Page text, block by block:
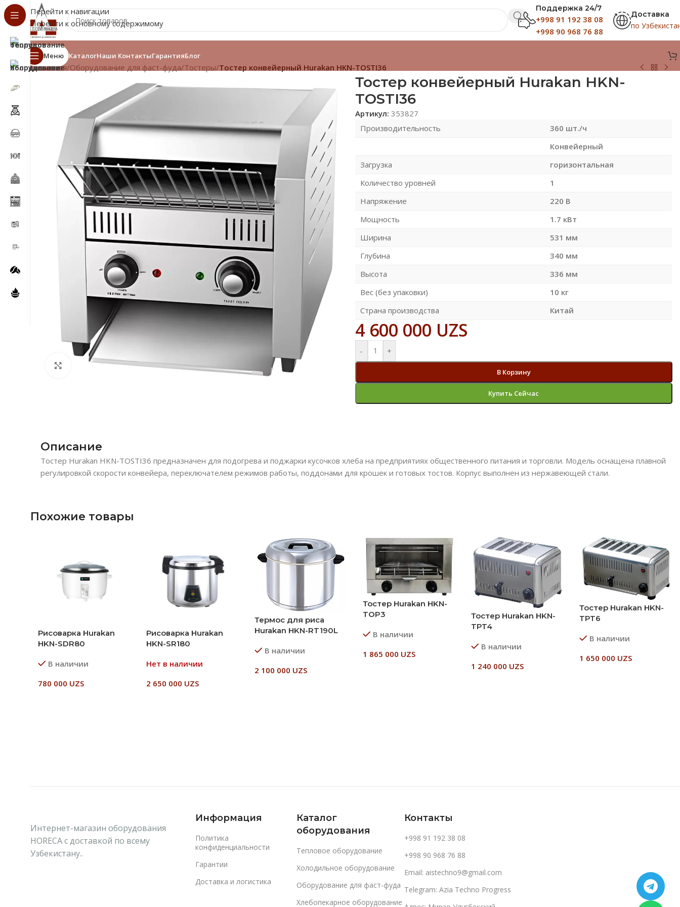
Перейти к навигации
Перейти к основному содержимому
Поддержка 24/7
+998 91 192 38 08
+998 90 968 76 88
Доставка
по
Меню КаталогНаши КонтактыГарантияБлог
Главная/Оборудование для фаст-фуда/Тостеры/Тостер конвейерный Hurakan HKN-TOSTI36
Нажмите, чтобы увеличить
Тостер конвейерный Hurakan HKN-
TOSTI36
Артикул: 353827
Производительность
360 шт./ч
Конвейерный
Загрузка
горизонтальная
Количество уровней
1
Напряжение
220 В
Мощность
1.7 кВт
Ширина
531 мм
Глубина
340 мм
Высота
336 мм
Вес (без упаковки)
10 кг
Страна производства
Китай
4 600 000 UZS
- +
В Корзину
Купить Сейчас
Описание
Тостер Hurakan HKN-TOSTI36 предназначен для подогрева и поджарки кусочков хлеба на предприятиях общественного питания и торговли. Модель оснащена плавной
регулировкой скорости конвейера, переключателем режимов работы, поддонами для крошек и готовых тостов. Корпус выполнен из нержавеющей стали.
Похожие товары
Рисоварка Hurakan
HKN-SDR80
В наличии
780 000 UZS
Рисоварка Hurakan
HKN-SR180
Нет в наличии
2 650 000 UZS
Термос для риса
Hurakan HKN-RT190L
В наличии
2 100 000 UZS
Тостер Hurakan HKN-
TOP3
В наличии
1 865 000 UZS
Тостер Hurakan HKN-
TPT4
В наличии
1 240 000 UZS
Тостер Hurakan HKN-
TPT6
В наличии
1 650 000 UZS
Интернет-магазин оборудования
HORECA с доставкой по всему
Узбекистану..
Информация
Политика
конфиденциальности
Гарантии
Доставка и логистика
Каталог
оборудования
Тепловое оборудование
Холодильное оборудование
Оборудование для фаст-фуда
Хлебопекарное оборудование
Контакты
+998 91 192 38 08
+998 90 968 76 88
Email: aistechno9@gmail.com
Telegram: Azia Techno Progress